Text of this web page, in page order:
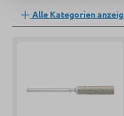
Alle Kategorien